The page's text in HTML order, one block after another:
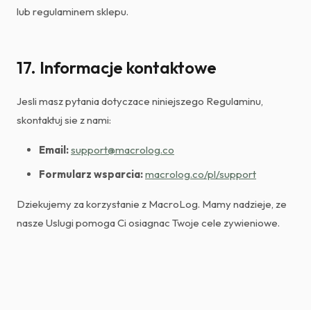
lub regulaminem sklepu.
17. Informacje kontaktowe
Jesli masz pytania dotyczace niniejszego Regulaminu,
skontaktuj sie z nami:
Email:support@macrolog.co
Formularz wsparcia:macrolog.co/pl/support
Dziekujemy za korzystanie z MacroLog. Mamy nadzieje, ze
nasze Uslugi pomoga Ci osiagnac Twoje cele zywieniowe.